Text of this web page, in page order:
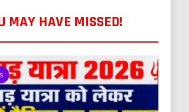
MAY HAVE MISSED!